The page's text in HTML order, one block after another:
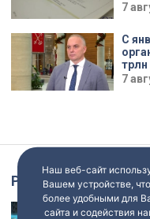
7
С
трлн
7
Репортаж
Наш веб-сайт
Вашем устройстве,
более удобными для
сайта и содействия